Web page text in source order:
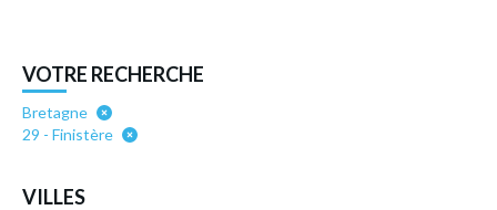
VOTRE RECHERCHE
Bretagne
29 - Finistère
VILLES
les experts du domaine (Prix Psychologies) et évaluées
par un cabinet indépendant (Astérès). NOS SERVICES
DE RECLASSEMENT PROFESSIONNEL Reclassement
rapidement un emploi adapté à leurs compétences et à